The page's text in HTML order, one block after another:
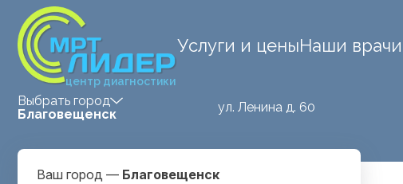
центр диагностики
Услуги и ценыНаши врачи
Выбрать город
Благовещенск
ул. Ленина д. 60
Ваш город — Благовещенск